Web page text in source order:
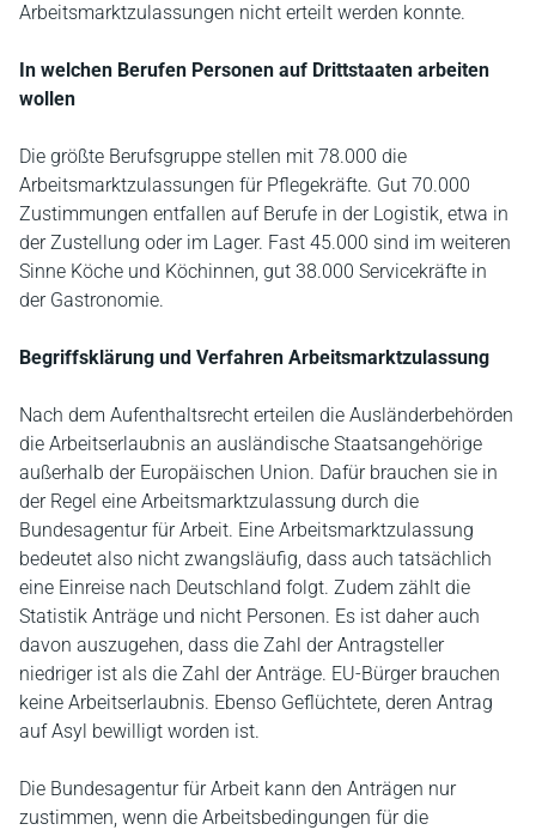
Arbeitsmarktzulassungen nicht erteilt werden konnte.
In welchen Berufen Personen auf Drittstaaten arbeiten
wollen
Die größte Berufsgruppe stellen mit 78.000 die
Arbeitsmarktzulassungen für Pflegekräfte. Gut 70.000
Zustimmungen entfallen auf Berufe in der Logistik, etwa in
der Zustellung oder im Lager. Fast 45.000 sind im weiteren
Sinne Köche und Köchinnen, gut 38.000 Servicekräfte in
der Gastronomie.
Begriffsklärung und Verfahren Arbeitsmarktzulassung
Nach dem Aufenthaltsrecht erteilen die Ausländerbehörden
die Arbeitserlaubnis an ausländische Staatsangehörige
außerhalb der Europäischen Union. Dafür brauchen sie in
der Regel eine Arbeitsmarktzulassung durch die
Bundesagentur für Arbeit. Eine Arbeitsmarktzulassung
bedeutet also nicht zwangsläufig, dass auch tatsächlich
eine Einreise nach Deutschland folgt. Zudem zählt die
Statistik Anträge und nicht Personen. Es ist daher auch
davon auszugehen, dass die Zahl der Antragsteller
niedriger ist als die Zahl der Anträge. EU-Bürger brauchen
keine Arbeitserlaubnis. Ebenso Geflüchtete, deren Antrag
auf Asyl bewilligt worden ist.
Die Bundesagentur für Arbeit kann den Anträgen nur
zustimmen, wenn die Arbeitsbedingungen für die